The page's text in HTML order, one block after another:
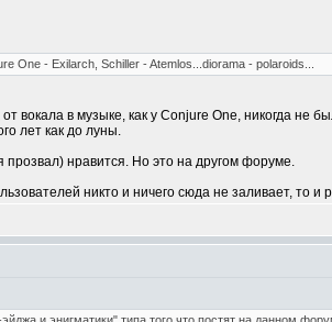
One - Exilarch, Schiller - Atemlos...diorama - polaroids...
вокала в музыке, как у Conjure One, никогда не
лет как до луны.
прозвал) нравится. Но это на другом форуме.
никто и ничего сюда не заливает, то